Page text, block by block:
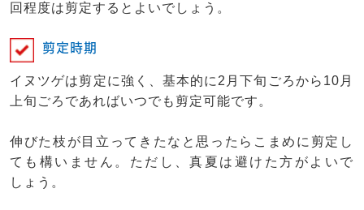
回程度は剪定するとよいでしょう。
剪定時期
イヌツゲは剪定に強く、基本的に2月下旬ごろから10月
上旬ごろであればいつでも剪定可能です。
伸びた枝が目立ってきたなと思ったらこまめに剪定し
ても構いません。ただし、真夏は避けた方がよいで
しょう。